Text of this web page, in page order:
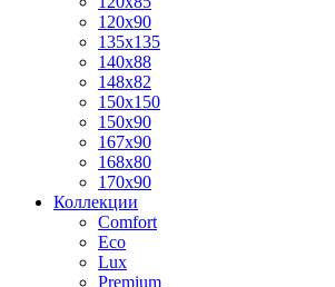
120x90
135x135
140x88
148x82
150x150
150x90
167x90
168x80
170x90
Коллекции
Comfort
Eco
Lux
Premium